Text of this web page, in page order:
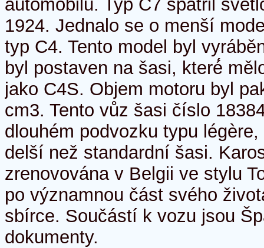
automobilů. Typ C7 spatřil
1924. Jednalo se o menší
typ C4. Tento model byl
byl postaven na šasi, které́
jako C4S. Objem motoru byl
cm3. Tento vůz šasi číslo
dlouhém podvozku typu
delší než standardní šasi.
zrenovována v Belgii ve stylu
po významnou část svého
sbírce. Součástí k vozu jsou
dokumenty.